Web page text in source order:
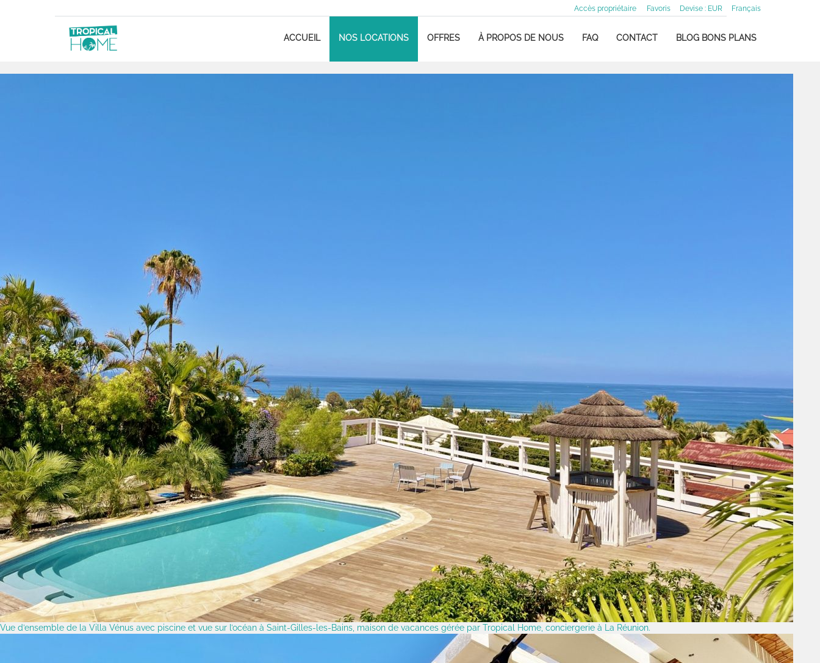
Français
Devise : EUR
Favoris
Accès propriétaire
ACCUEIL NOS LOCATIONS OFFRES À PROPOS DE NOUS FAQ CONTACT BLOG BONS PLANS
Vue d’ensemble de la Villa Vénus avec piscine et vue sur l’océan à Saint-Gilles-les-Bains, maison de vacances gérée par Tropical Home, conciergerie à La Réunion.